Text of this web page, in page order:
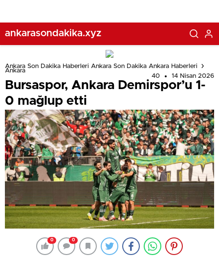
ankarasondakika.xyz
Ankara Son Dakika Haberleri Ankara Son Dakika Ankara Haberleri
Ankara
40
14 Nisan 2026
Bursaspor, Ankara Demirspor’u 1-
0 mağlup etti
0 0